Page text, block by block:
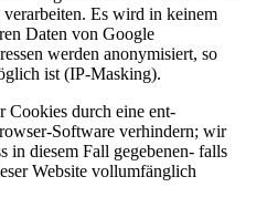
Es wird in keinem
Daten von Google
werden anonymisiert, so
ist (IP-Masking).
Cookies durch eine ent-
Software verhindern; wir
in diesem Fall gegebenen- falls
Website vollumfänglich